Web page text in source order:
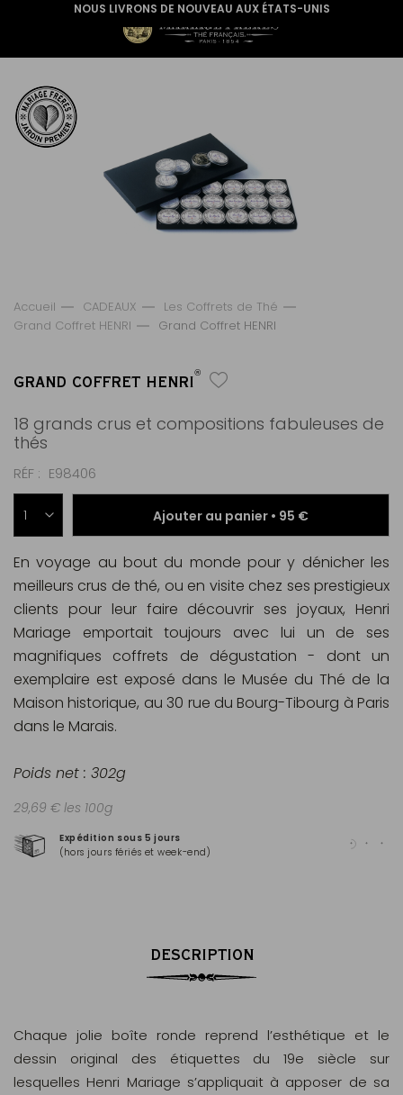
NOUS LIVRONS DE NOUVEAU AUX ÉTATS-UNIS
Accueil CADEAUX
Les Coffrets de Thé
Grand Coffret HENRI
Grand Coffret HENRI
GRAND COFFRET HENRI®
18 grands crus et compositions fabuleuses de
thés
RÉF E98406
Ajouter au panier • 95 €
Expédition sous 5 jours
(hors jours fériés et week-end)
En voyage au bout du monde pour y dénicher les
meilleurs crus de thé, ou en visite chez ses prestigieux
clients pour leur faire découvrir ses joyaux, Henri
Mariage emportait toujours avec lui un de ses
magnifiques coffrets de dégustation - dont un
exemplaire est exposé dans le Musée du Thé de la
Maison historique, au 30 rue du Bourg-Tibourg à Paris
dans le Marais.
Poids net : 302g
29,69 € les 100g
DESCRIPTION
Chaque jolie boîte ronde reprend l’esthétique et le
dessin original des étiquettes du 19e siècle sur
lesquelles Henri Mariage s’appliquait à apposer de sa